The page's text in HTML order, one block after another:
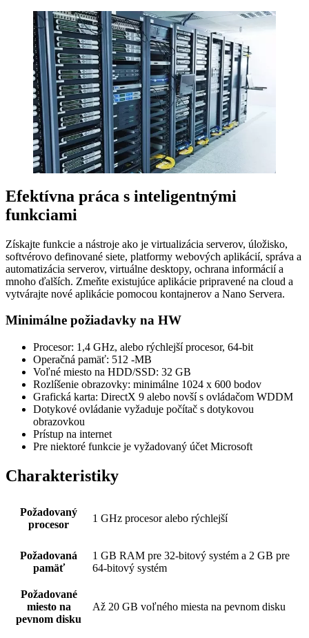
Efektívna práca s inteligentnými
funkciami
Získajte funkcie a nástroje ako je virtualizácia serverov, úložisko,
softvérovo definované siete, platformy webových aplikácií, správa a
automatizácia serverov, virtuálne desktopy, ochrana informácií a
mnoho ďalších. Zmeňte existujúce aplikácie pripravené na cloud a
vytvárajte nové aplikácie pomocou kontajnerov a Nano Servera.
Minimálne požiadavky na HW
Procesor: 1,4 GHz, alebo rýchlejší procesor, 64-bit
Operačná pamäť: 512 -MB
Voľné miesto na HDD/SSD: 32 GB
Rozlíšenie obrazovky: minimálne 1024 x 600 bodov
Grafická karta: DirectX 9 alebo novší s ovládačom WDDM
Dotykové ovládanie vyžaduje počítač s dotykovou
obrazovkou
Prístup na internet
Pre niektoré funkcie je vyžadovaný účet Microsoft
Charakteristiky
Požadovaný
procesor
1 GHz procesor alebo rýchlejší
Požadovaná
pamäť
1 GB RAM pre 32-bitový systém a 2 GB pre
64-bitový systém
Požadované
miesto na
pevnom disku
Až 20 GB voľného miesta na pevnom disku